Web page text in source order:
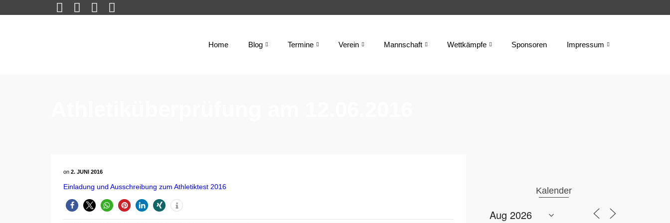
Home Blog Termine Verein Mannschaft Wettkämpfe Sponsoren Impressum
on 2. JUNI 2016
Einladung und Ausschreibung zum Athletiktest 2016 Kalender